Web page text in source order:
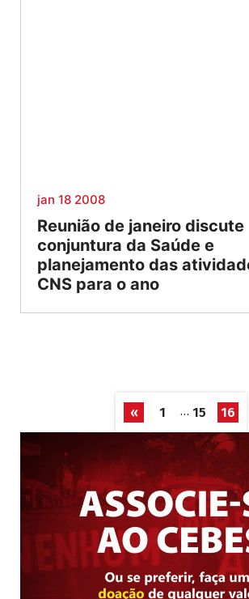
jan 18 2008
Reunião de janeiro discute
conjuntura da Saúde e
planejamento das
CNS para o ano
« 1 … 15 16